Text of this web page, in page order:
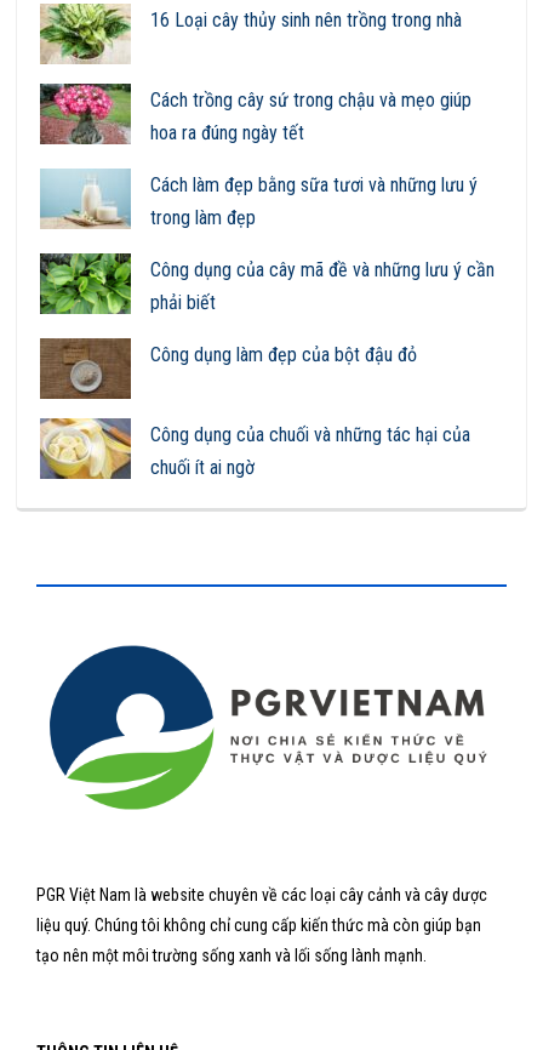
16 Loại cây thủy sinh nên trồng trong nhà
Cách trồng cây sứ trong chậu và mẹo giúp
hoa ra đúng ngày tết
Cách làm đẹp bằng sữa tươi và những lưu ý
trong làm đẹp
Công dụng của cây mã đề và những lưu ý cần
phải biết
Công dụng làm đẹp của bột đậu đỏ
Công dụng của chuối và những tác hại của
chuối ít ai ngờ
PGR Việt Nam là website chuyên về các loại cây cảnh và cây dược
liệu quý. Chúng tôi không chỉ cung cấp kiến thức mà còn giúp bạn
tạo nên một môi trường sống xanh và lối sống lành mạnh.